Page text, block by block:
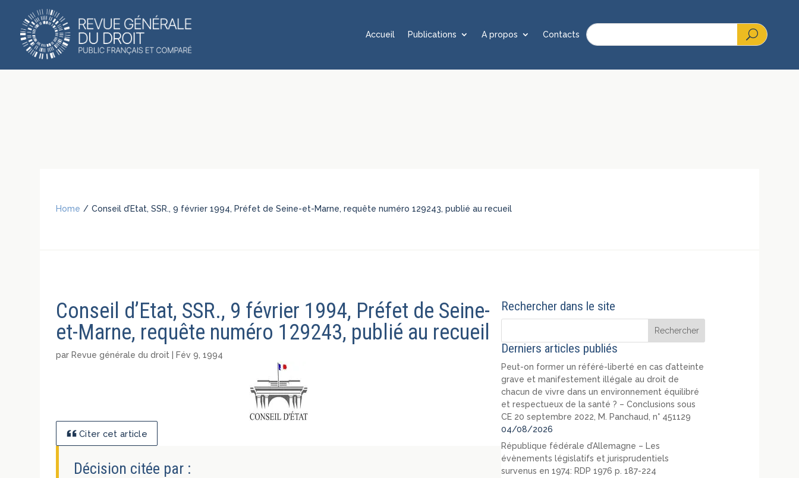
Accueil Publications A propos Contacts
Home / Conseil d’Etat, SSR., 9 février 1994, Préfet de Seine-et-Marne, requête numéro 129243, publié au recueil
Conseil d’Etat, SSR., 9 février 1994, Préfet de Seine-
et-Marne, requête numéro 129243, publié au recueil
par Revue générale du droit Fév 9, 1994
Citer cet article
Décision citée par :
Rechercher dans le site
Derniers articles publiés
Peut-on former un référé-liberté en cas d’atteinte
grave et manifestement illégale au droit de
chacun de vivre dans un environnement équilibré
et respectueux de la santé ? – Conclusions sous
CE 20 septembre 2022, M. Panchaud, n° 451129
04/08/2026
République fédérale d’Allemagne – Les
évènements législatifs et jurisprudentiels
survenus en 1974: RDP 1976 p. 187-224